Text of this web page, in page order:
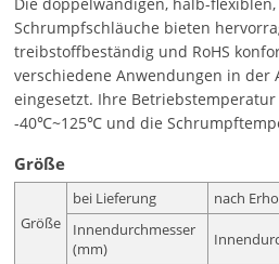
Die doppelwandigen, halb-
Schrumpfschläuche bieten
treibstoffbeständig und RoHS
verschiedene Anwendungen in
eingesetzt. Ihre
-40℃~125℃ und die
Größe
Größe
bei Lieferung
nach
Innendurchmesser
(mm)